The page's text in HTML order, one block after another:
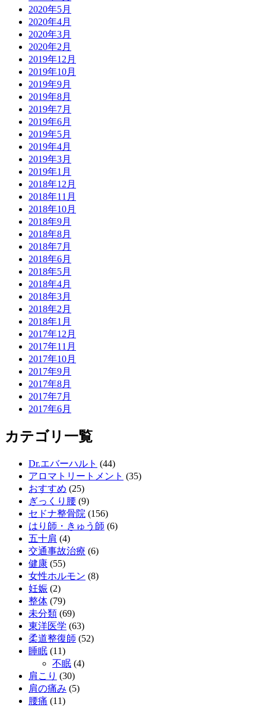
2020年5月
2020年4月
2020年3月
2020年2月
2019年12月
2019年10月
2019年9月
2019年8月
2019年7月
2019年6月
2019年5月
2019年4月
2019年3月
2019年1月
2018年12月
2018年11月
2018年10月
2018年9月
2018年8月
2018年7月
2018年6月
2018年5月
2018年4月
2018年3月
2018年2月
2018年1月
2017年12月
2017年11月
2017年10月
2017年9月
2017年8月
2017年7月
2017年6月
カテゴリ一覧
Dr.エバーハルト (44)
アロマトリートメント (35)
おすすめ (25)
ぎっくり腰 (9)
セドナ整骨院 (156)
はり師・きゅう師 (6)
五十肩 (4)
交通事故治療 (6)
健康 (55)
女性ホルモン (8)
妊娠 (2)
整体 (79)
未分類 (69)
東洋医学 (63)
柔道整復師 (52)
睡眠 (11)
不眠 (4)
肩こり (30)
肩の痛み (5)
腰痛 (11)